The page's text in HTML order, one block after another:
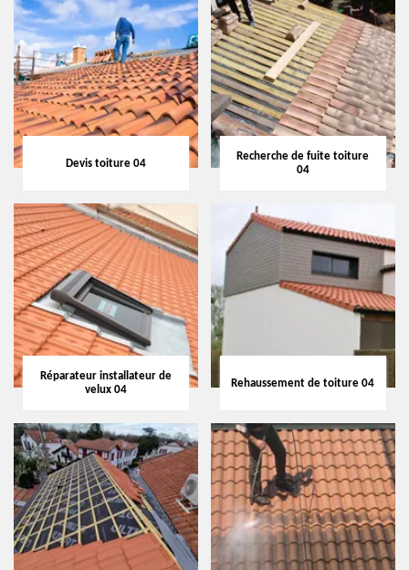
Devis toiture 04
Recherche de fuite toiture
04
Réparateur installateur de
velux 04
Rehaussement de toiture 04